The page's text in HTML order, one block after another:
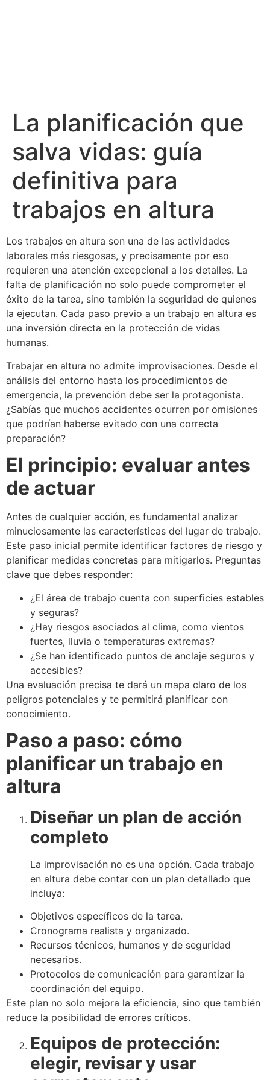
La planificación que
salva vidas: guía
definitiva para
trabajos en altura
Los trabajos en altura son una de las actividades
laborales más riesgosas, y precisamente por eso
requieren una atención excepcional a los detalles. La
falta de planificación no solo puede comprometer el
éxito de la tarea, sino también la seguridad de quienes
la ejecutan. Cada paso previo a un trabajo en altura es
una inversión directa en la protección de vidas
humanas.
Trabajar en altura no admite improvisaciones. Desde el
análisis del entorno hasta los procedimientos de
emergencia, la prevención debe ser la protagonista.
¿Sabías que muchos accidentes ocurren por omisiones
que podrían haberse evitado con una correcta
preparación?
El principio: evaluar antes
de actuar
Antes de cualquier acción, es fundamental analizar
minuciosamente las características del lugar de trabajo.
Este paso inicial permite identificar factores de riesgo y
planificar medidas concretas para mitigarlos. Preguntas
clave que debes responder:
¿El área de trabajo cuenta con superficies estables
y seguras?
¿Hay riesgos asociados al clima, como vientos
fuertes, lluvia o temperaturas extremas?
¿Se han identificado puntos de anclaje seguros y
accesibles?
Una evaluación precisa te dará un mapa claro de los
peligros potenciales y te permitirá planificar con
conocimiento.
Paso a paso: cómo
planificar un trabajo en
altura
Diseñar un plan de acción
completo
La improvisación no es una opción. Cada trabajo
en altura debe contar con un plan detallado que
incluya:
Objetivos específicos de la tarea.
Cronograma realista y organizado.
Recursos técnicos, humanos y de seguridad
necesarios.
Protocolos de comunicación para garantizar la
coordinación del equipo.
Este plan no solo mejora la eficiencia, sino que también
reduce la posibilidad de errores críticos.
Equipos de protección:
elegir, revisar y usar